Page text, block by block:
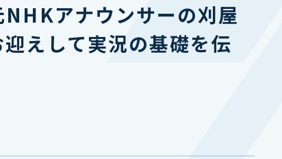
NHKアナウンサーの刈屋
えして実況の基礎を伝